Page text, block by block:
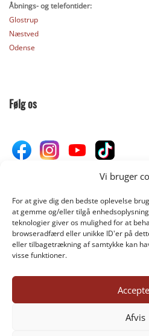
Vi bruger
For at give dig den bedste oplevelse
at gemme og/eller tilgå
teknologier giver os mulighed for at
browseradfærd eller unikke ID'er på
eller tilbagetrækning af samtykke kan
visse funktioner.
Afvis
Åbnings- og telefontider:
Glostrup
Næstved
Odense
Følg os
Donér til Inges Kattehjem
DONÉR
©INGES-